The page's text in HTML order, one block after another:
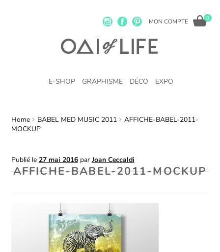
MON COMPTE 0
E-SHOP GRAPHISME DÉCO EXPO
Home BABEL MED MUSIC 2011
AFFICHE-BABEL-2011-
MOCKUP
Publié le 27 mai 2016 parJoan Ceccaldi
AFFICHE-BABEL-2011-MOCKUP